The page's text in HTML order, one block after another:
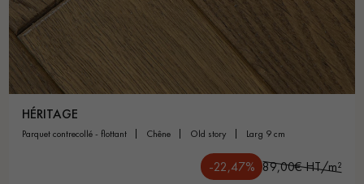
HÉRITAGE
parquet contrecollé - flottant chêne old story larg 9 cm
-22,47% 89,00€ HT/m²